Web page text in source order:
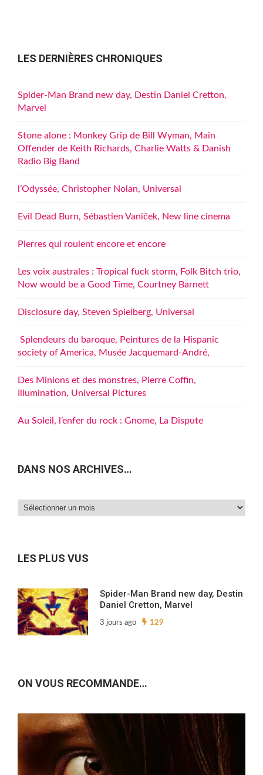
LES DERNIÈRES CHRONIQUES
Spider-Man Brand new day, Destin Daniel Cretton,
Marvel
Stone alone : Monkey Grip de Bill Wyman, Main
Offender de Keith Richards, Charlie Watts & Danish
Radio Big Band
l’Odyssée, Christopher Nolan, Universal
Evil Dead Burn, Sébastien Vaniček, New line cinema
Pierres qui roulent encore et encore
Les voix australes : Tropical fuck storm, Folk Bitch trio,
Now would be a Good Time, Courtney Barnett
Disclosure day, Steven Spielberg, Universal
Splendeurs du baroque, Peintures de la Hispanic
society of America, Musée Jacquemard-André,
Des Minions et des monstres, Pierre Coffin,
Illumination, Universal Pictures
Au Soleil, l’enfer du rock : Gnome, La Dispute
DANS NOS ARCHIVES…
Dans
LES PLUS VUS
Spider-Man Brand new day, Destin
Daniel Cretton, Marvel
3 jours ago 129
ON VOUS RECOMMANDE…